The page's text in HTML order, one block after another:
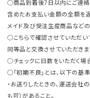
○商品到着後7日以内にご連絡
含めたお支払い金額の全額を
メイド及び受注生産商品など
○こちらで確認させていただい
同等品と交換させていただきま
○チェックに日数をいただく場
○「初期不良」とは、以下の基
・お送りしたときの、運送会社
も可）があること。